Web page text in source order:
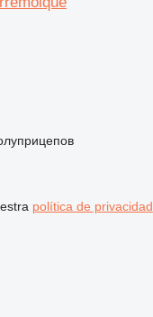
política de privacidad